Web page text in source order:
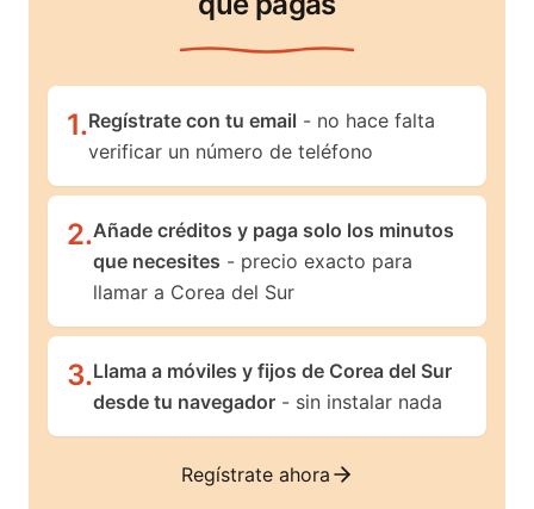
1.Regístrate con tu email - no hace falta
verificar un número de teléfono
2.Añade créditos y paga solo los minutos
que necesites - precio exacto para
llamar a Corea del Sur
3.Llama a móviles y fijos de Corea del Sur
desde tu navegador - sin instalar nada
Regístrate ahora